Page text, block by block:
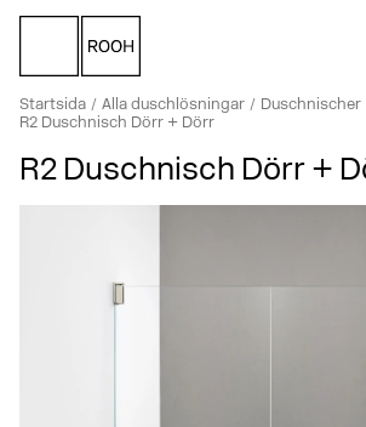
Startsida Alla duschlösningar
Duschnischer
R2 Duschnisch Dörr + Dörr
R2 Duschnisch Dörr +